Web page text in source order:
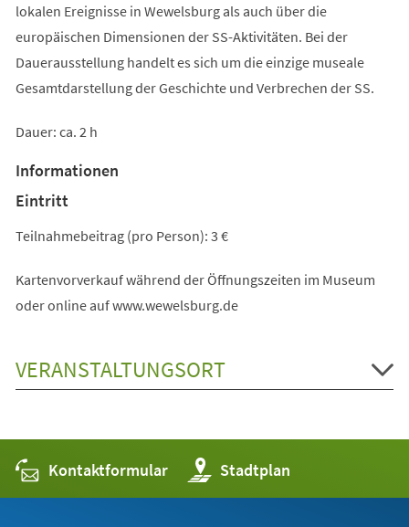
lokalen Ereignisse in Wewelsburg als auch über die
europäischen Dimensionen der SS-Aktivitäten. Bei der
Dauerausstellung handelt es sich um die einzige museale
Gesamtdarstellung der Geschichte und Verbrechen der SS.
Dauer: ca. 2 h
Informationen
Eintritt
Teilnahmebeitrag (pro Person): 3 €
Kartenvorverkauf während der Öffnungszeiten im Museum
oder online auf www.wewelsburg.de
VERANSTALTUNGSORT
Kontaktformular Stadtplan
(Öffnet
in
einem